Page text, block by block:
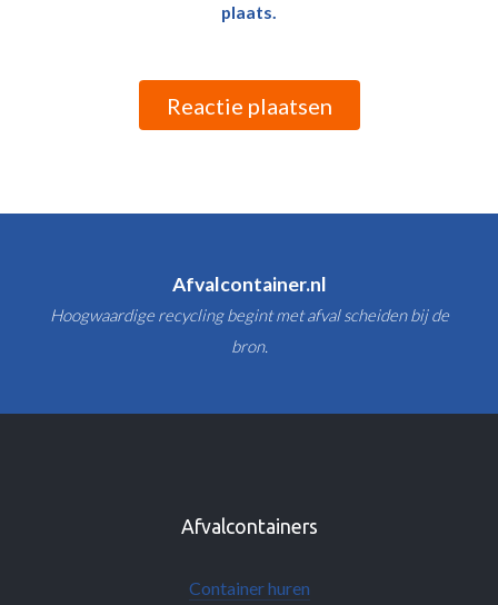
plaats.
Afvalcontainer.nl
Hoogwaardige recycling begint met afval scheiden bij de
bron.
Afvalcontainers
Container huren